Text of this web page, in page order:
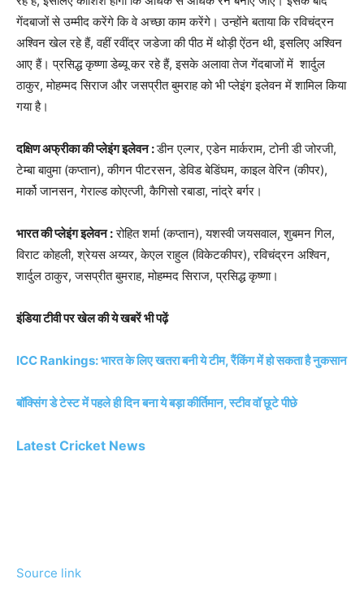
गेंदबाजों से उम्मीद करेंगे कि वे अच्छा काम करेंगे। उन्होंने बताया कि रविचंद्रन
अश्विन खेल रहे हैं, वहीं रवींद्र जडेजा की पीठ में थोड़ी ऐंठन थी, इसलिए अश्विन
आए हैं। प्रसिद्ध कृष्णा डेब्यू कर रहे हैं, इसके अलावा तेज गेंदबाजों में शार्दुल
ठाकुर, मोहम्मद सिराज और जसप्रीत बुमराह को भी प्लेइंग इलेवन में शामिल किया
गया है।
दक्षिण अफ्रीका की प्लेइंग इलेवन :डीन एल्गर, एडेन मार्कराम, टोनी डी जोरजी,
टेम्बा बावुमा (कप्तान), कीगन पीटरसन, डेविड बेडिंघम, काइल वेरिन (कीपर),
मार्को जानसन, गेराल्ड कोएत्जी, कैगिसो रबाडा, नांद्रे बर्गर।
भारत की प्लेइंग इलेवन :रोहित शर्मा (कप्तान), यशस्वी जयसवाल, शुबमन गिल,
विराट कोहली, श्रेयस अय्यर, केएल राहुल (विकेटकीपर), रविचंद्रन अश्विन,
शार्दुल ठाकुर, जसप्रीत बुमराह, मोहम्मद सिराज, प्रसिद्ध कृष्णा।
इंडिया टीवी पर खेल की ये खबरें भी पढ़ें
ICC Rankings: भारत के लिए खतरा बनी ये टीम, रैंकिंग में हो सकता है नुकसान
बॉक्सिंग डे टेस्ट में पहले ही दिन बना ये बड़ा कीर्तिमान, स्टीव वॉ छूटे पीछे
Latest Cricket News
Source link